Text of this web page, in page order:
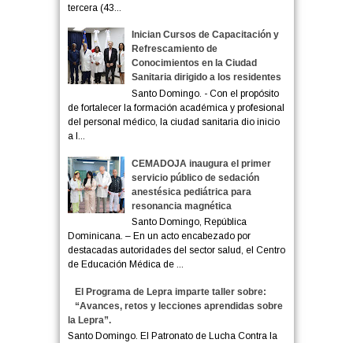
tercera (43...
Inician Cursos de Capacitación y
Refrescamiento de
Conocimientos en la Ciudad
Sanitaria dirigido a los residentes
Santo Domingo. - Con el propósito
de fortalecer la formación académica y profesional
del personal médico, la ciudad sanitaria dio inicio
a l...
CEMADOJA inaugura el primer
servicio público de sedación
anestésica pediátrica para
resonancia magnética
Santo Domingo, República
Dominicana. – En un acto encabezado por
destacadas autoridades del sector salud, el Centro
de Educación Médica de ...
El Programa de Lepra imparte taller sobre:
“Avances, retos y lecciones aprendidas sobre
la Lepra”.
Santo Domingo. El Patronato de Lucha Contra la